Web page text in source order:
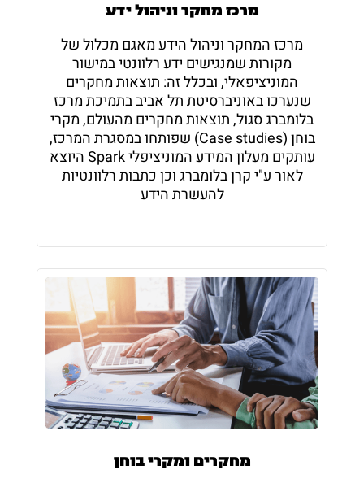
מרכז מחקר וניהול ידע
מרכז המחקר וניהול הידע מאגם מכלול של
מקורות שמנגישים ידע רלוונטי במישור
המוניציפאלי, ובכלל זה: תוצאות מחקרים
שנערכו באוניברסיטת תל אביב בתמיכת מרכז
בלומברג סגול, תוצאות מחקרים מהעולם, מקרי
בוחן (Case studies) שפותחו במסגרת המרכז,
עותקים מעלון המידע המוניציפלי Spark היוצא
לאור ע"י קרן בלומברג וכן כתבות רלוונטיות
להעשרת הידע
מחקרים ומקרי בוחן